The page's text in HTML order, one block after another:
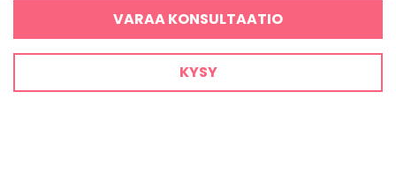
VARAA KONSULTAATIO
KYSY